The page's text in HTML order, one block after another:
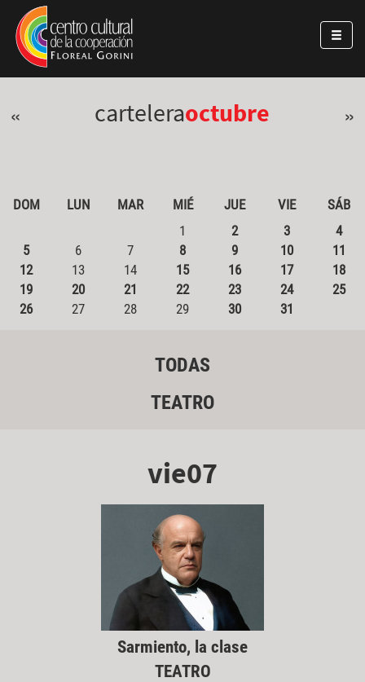
Pasar al contenido principal
Jump to main content
« carteleraoctubre »
DOM LUN MAR MIÉ JUE VIE
SÁB
1
2 3
4
5
6 7 8 9 10
11
12
13 14 15 16 17
18
19
20 21 22 23 24
25
26
27 28 29 30 31
TODAS
TEATRO
vie07
Sarmiento, la clase
TEATRO